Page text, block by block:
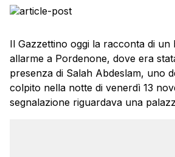
isolata e […]
Il Gazzettino oggi la racconta di
allarme a Pordenone, dove era
presenza di Salah Abdeslam, uno
colpito nella notte di venerdì 13
segnalazione riguardava una